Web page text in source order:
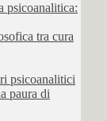
psicoanalitica:
tra cura
psicoanalitici
paura di